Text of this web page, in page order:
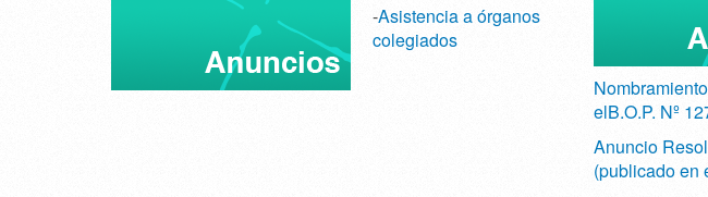
-Asistencia a órganos
colegiados
elB.O.P. Nº
Anuncio
(publicado en